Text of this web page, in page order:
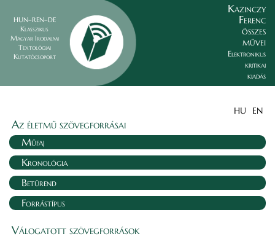
HUN–REN–DE
Klasszikus
Magyar Irodalmi
Textológiai
Kutatócsoport
Kazinczy
Ferenc
összes
művei
Elektronikus
kritikai
kiadás
HU EN
Az életmű szövegforrásai
Műfaj
Kronológia
Betűrend
Forrástípus
Válogatott szövegforrások